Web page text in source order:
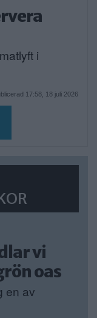
i
17:58, 18 juli 2026
vi
oas
en av